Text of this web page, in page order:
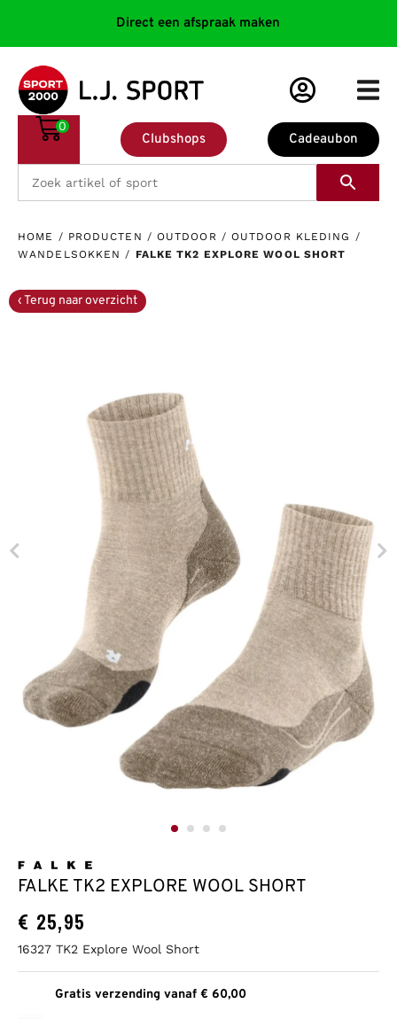
Direct een afspraak maken
Cadeaubon
Clubshops
0
HOME / PRODUCTEN / OUTDOOR / OUTDOOR KLEDING /
WANDELSOKKEN / FALKE TK2 EXPLORE WOOL SHORT
FALKE TK2 EXPLORE WOOL SHORT
€ 25,95
16327 TK2 Explore Wool Short
Gratis verzending vanaf € 60,00